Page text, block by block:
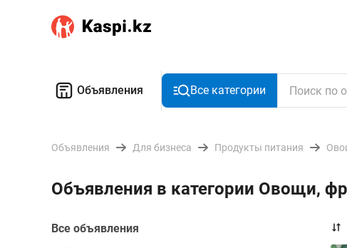
Объявления Все категории
Объявления Для бизнеса Продукты питания
Объявления в категории Овощи,
Все объявления